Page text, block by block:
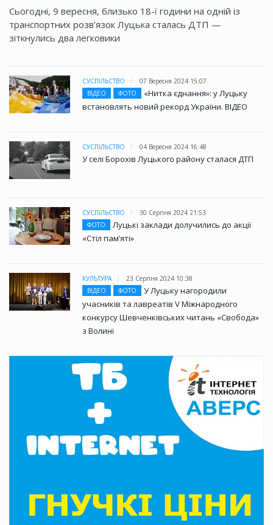
Сьогодні, 9 вересня, близько 18-ї години на одній із
транспортних розв’язок Луцька сталась ДТП —
зіткнулись два легковики
СУСПІЛЬСТВО
07 Вересня 2024 15:07
ВІДЕО
ФОТО
«Нитка єднання»: у Луцьку
встановлять новий рекорд України. ВІДЕО
СУСПІЛЬСТВО 04 Вересня 2024 16:48
У селі Борохів Луцького району сталася ДТП
СУСПІЛЬСТВО
30 Серпня 2024 21:53
ФОТО
Луцькі заклади долучились до акції
«Стіл памʼяті»
КУЛЬТУРА
23 Серпня 2024 10:38
ВІДЕО
ФОТО
У Луцьку нагородили
учасників та лавреатів V Міжнародного
конкурсу Шевченківських читань «Свобода»
з Волині